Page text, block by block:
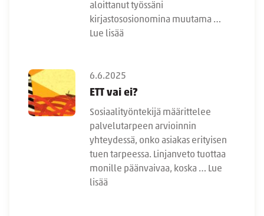
aloittanut työssäni
kirjastososionomina muutama …
Lue lisää
6.6.2025
ETT vai ei?
Sosiaalityöntekijä määrittelee
palvelutarpeen arvioinnin
yhteydessä, onko asiakas erityisen
tuen tarpeessa. Linjanveto tuottaa
monille päänvaivaa, koska … Lue
lisää